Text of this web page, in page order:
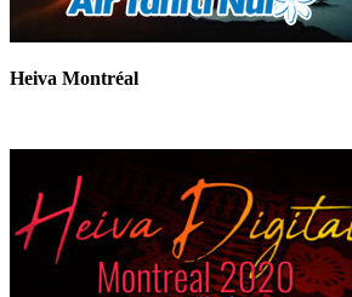
Heiva Montréal